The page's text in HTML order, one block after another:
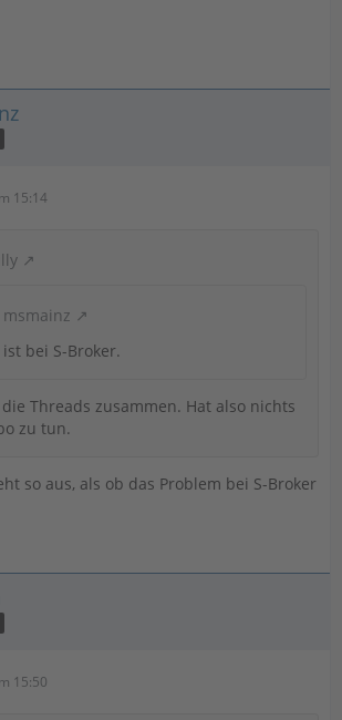
15:14
ist bei S-Broker.
Threads zusammen. Hat also nichts
zu tun.
so aus, als ob das Problem bei S-Broker
15:50